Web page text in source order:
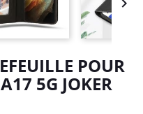

POUR
5G JOKER